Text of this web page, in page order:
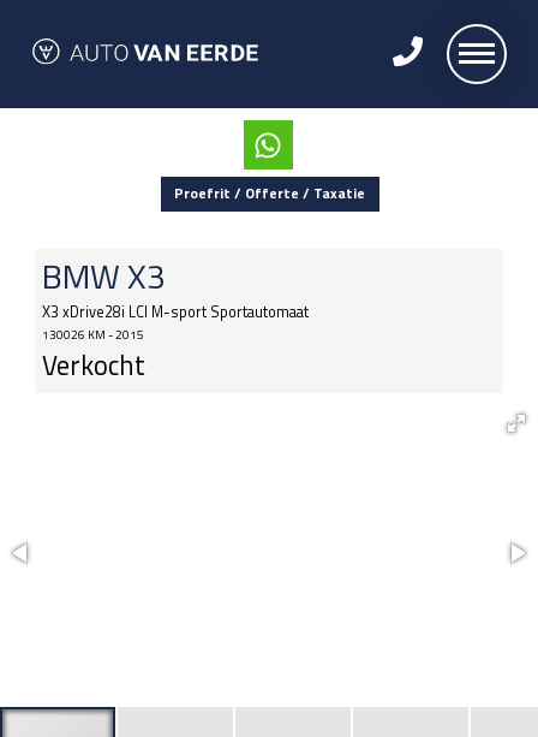
Proefrit / Offerte / Taxatie
BMWX3
X3 xDrive28i LCI M-sport Sportautomaat
130026 KM - 2015
Verkocht